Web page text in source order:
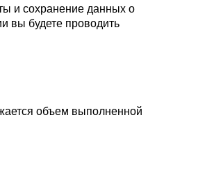
и сохранение данных о
вы будете проводить
объем выполненной